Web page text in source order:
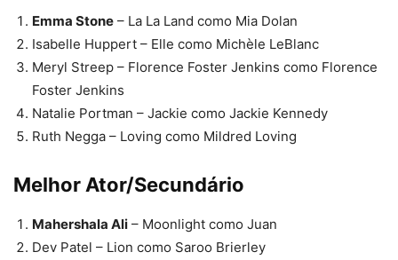
Emma Stone – La La Land como Mia Dolan
Isabelle Huppert – Elle como Michèle LeBlanc
Meryl Streep – Florence Foster Jenkins como Florence
Foster Jenkins
Natalie Portman – Jackie como Jackie Kennedy
Ruth Negga – Loving como Mildred Loving
Melhor Ator/Secundário
Mahershala Ali – Moonlight como Juan
Dev Patel – Lion como Saroo Brierley